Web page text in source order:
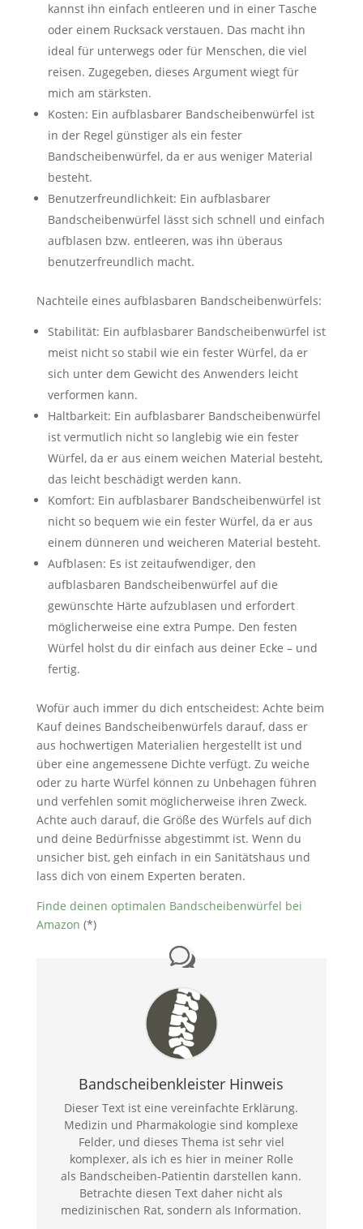
kannst ihn einfach entleeren und in einer Tasche
oder einem Rucksack verstauen. Das macht ihn
ideal für unterwegs oder für Menschen, die viel
reisen. Zugegeben, dieses Argument wiegt für
mich am stärksten.
Kosten: Ein aufblasbarer Bandscheibenwürfel ist
in der Regel günstiger als ein fester
Bandscheibenwürfel, da er aus weniger Material
besteht.
Benutzerfreundlichkeit: Ein aufblasbarer
Bandscheibenwürfel lässt sich schnell und einfach
aufblasen bzw. entleeren, was ihn überaus
benutzerfreundlich macht.
Nachteile eines aufblasbaren Bandscheibenwürfels:
Stabilität: Ein aufblasbarer Bandscheibenwürfel ist
meist nicht so stabil wie ein fester Würfel, da er
sich unter dem Gewicht des Anwenders leicht
verformen kann.
Haltbarkeit: Ein aufblasbarer Bandscheibenwürfel
ist vermutlich nicht so langlebig wie ein fester
Würfel, da er aus einem weichen Material besteht,
das leicht beschädigt werden kann.
Komfort: Ein aufblasbarer Bandscheibenwürfel ist
nicht so bequem wie ein fester Würfel, da er aus
einem dünneren und weicheren Material besteht.
Aufblasen: Es ist zeitaufwendiger, den
aufblasbaren Bandscheibenwürfel auf die
gewünschte Härte aufzublasen und erfordert
möglicherweise eine extra Pumpe. Den festen
Würfel holst du dir einfach aus deiner Ecke – und
fertig.
Wofür auch immer du dich entscheidest: Achte beim
Kauf deines Bandscheibenwürfels darauf, dass er
aus hochwertigen Materialien hergestellt ist und
über eine angemessene Dichte verfügt. Zu weiche
oder zu harte Würfel können zu Unbehagen führen
und verfehlen somit möglicherweise ihren Zweck.
Achte auch darauf, die Größe des Würfels auf dich
und deine Bedürfnisse abgestimmt ist. Wenn du
unsicher bist, geh einfach in ein Sanitätshaus und
lass dich von einem Experten beraten.
Finde deinen optimalen Bandscheibenwürfel bei
Amazon (*)
Bandscheibenkleister Hinweis
Dieser Text ist eine vereinfachte Erklärung.
Medizin und Pharmakologie sind komplexe
Felder, und dieses Thema ist sehr viel
komplexer, als ich es hier in meiner Rolle
als Bandscheiben-Patientin darstellen kann.
Betrachte diesen Text daher nicht als
medizinischen Rat, sondern als Information.